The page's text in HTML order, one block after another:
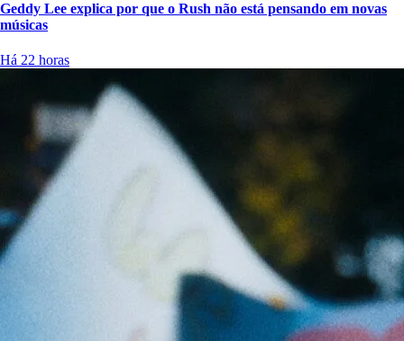
Geddy Lee explica por que o Rush não está pensando em novas
músicas
Há 22 horas